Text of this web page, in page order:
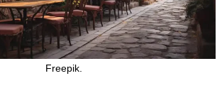
Freepik.